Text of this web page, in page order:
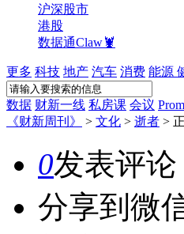
沪深股市
港股
数据通Claw🦞
更多 科技 地产 汽车 消费 能源
数据 财新一线 私房课 会议
《财新周刊》
> 文化 > 逝者 >
0发表评论
分享到微